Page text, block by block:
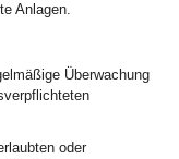
Anlagen.
Überwachung
oder